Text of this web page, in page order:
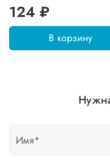
124 ₽
В корзину